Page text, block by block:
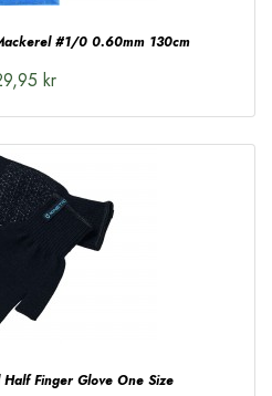
#1/0 0.60mm 130cm
kr
Finger Glove One Size